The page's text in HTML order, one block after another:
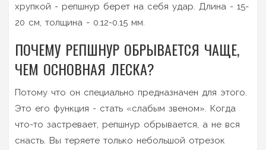
хрупкой - репшнур берет на себя удар. Длина - 15-
20 см, толщина - 0.12-0.15 мм.
ПОЧЕМУ РЕПШНУР ОБРЫВАЕТСЯ ЧАЩЕ,
ЧЕМ ОСНОВНАЯ ЛЕСКА?
Потому что он специально предназначен для этого.
Это его функция - стать «слабым звеном». Когда
что-то застревает, репшнур обрывается, а не вся
снасть. Вы теряете только небольшой отрезок